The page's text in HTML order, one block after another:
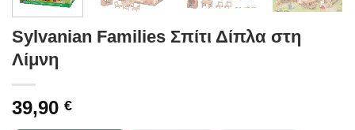
Sylvanian Families Σπίτι Δίπλα στη
Λίμνη
39,90 €